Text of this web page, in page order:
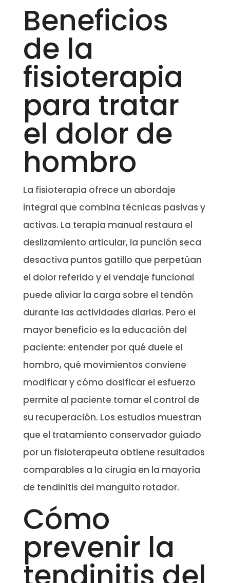
Beneficios
de la
fisioterapia
para tratar
el dolor de
hombro
La fisioterapia ofrece un abordaje
integral que combina técnicas pasivas y
activas. La terapia manual restaura el
deslizamiento articular, la punción seca
desactiva puntos gatillo que perpetúan
el dolor referido y el vendaje funcional
puede aliviar la carga sobre el tendón
durante las actividades diarias. Pero el
mayor beneficio es la educación del
paciente: entender por qué duele el
hombro, qué movimientos conviene
modificar y cómo dosificar el esfuerzo
permite al paciente tomar el control de
su recuperación. Los estudios muestran
que el tratamiento conservador guiado
por un fisioterapeuta obtiene resultados
comparables a la cirugía en la mayoría
de tendinitis del manguito rotador.
Cómo
prevenir la